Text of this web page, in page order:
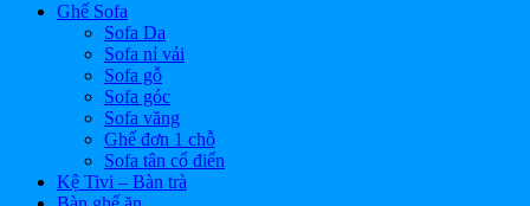
Ghế Sofa
Sofa Da
Sofa nỉ vải
Sofa gỗ
Sofa góc
Sofa văng
Ghế đơn 1 chỗ
Sofa tân cổ điển
Kệ Tivi – Bàn trà